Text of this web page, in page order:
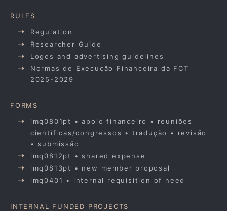
RULES
Regulation
Researcher Guide
Logos and advertising guidelines
Normas de Execução Financeira da FCT
2025-2029
FORMS
imq0801pt • apoio financeiro • reuniões
científicas/congressos • tradução • revisão
• submissão
imq0812pt • shared expense
imq0813pt • new member proposal
imq0401 • internal requisition of need
INTERNAL FUNDED PROJECTS